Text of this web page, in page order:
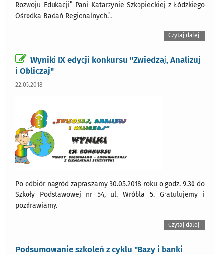
Rozwoju Edukacji” Pani Katarzynie Szkopieckiej z Łódzkiego
Ośrodka Badań Regionalnych.”.
Czytaj dalej
Wyniki IX edycji konkursu "Zwiedzaj, Analizuj
i Obliczaj"
22.05.2018
Po odbiór nagród zapraszamy 30.05.2018 roku o godz. 9.30 do
Szkoły Podstawowej nr 54, ul. Wróbla 5. Gratulujemy i
pozdrawiamy.
Czytaj dalej
Podsumowanie szkoleń z cyklu "Bazy i banki